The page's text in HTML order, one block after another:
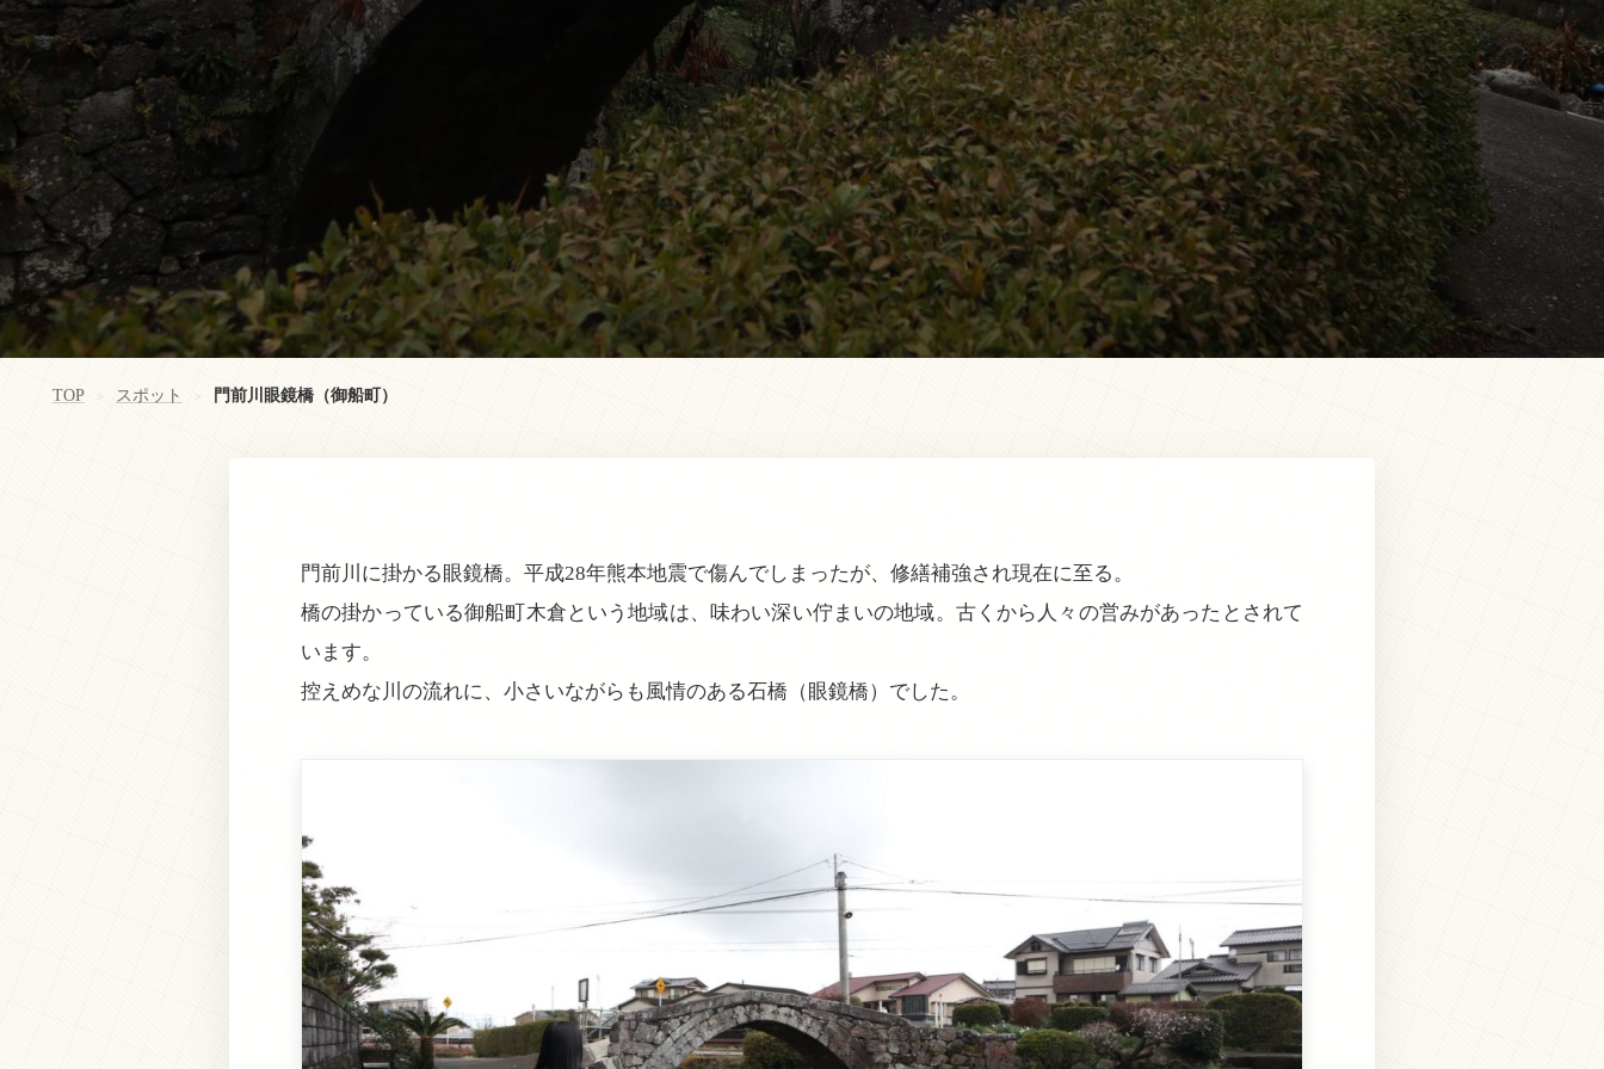
TOP > スポット > 門前川眼鏡橋（御船町）
門前川に掛かる眼鏡橋。平成28年熊本地震で傷んでしまったが、修繕補強され現在に至る。
橋の掛かっている御船町木倉という地域は、味わい深い佇まいの地域。古くから人々の営みがあったとされて
います。
控えめな川の流れに、小さいながらも風情のある石橋（眼鏡橋）でした。